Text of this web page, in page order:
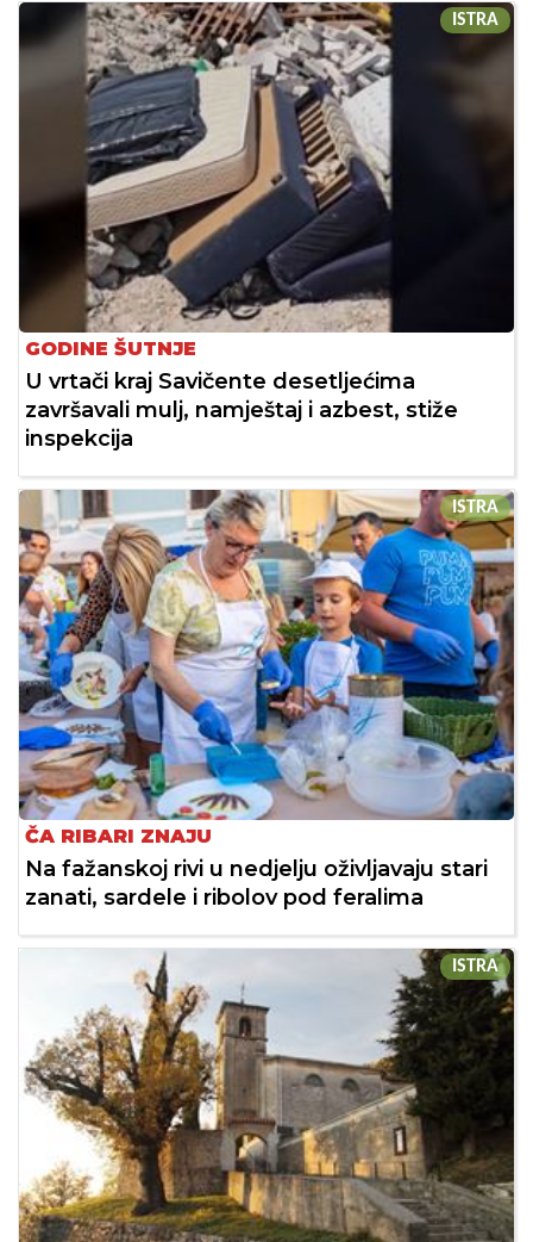
ISTRA
GODINE ŠUTNJE
U vrtači kraj Savičente desetljećima
završavali mulj, namještaj i azbest, stiže
inspekcija
ISTRA
ČA RIBARI ZNAJU
Na fažanskoj rivi u nedjelju oživljavaju stari
zanati, sardele i ribolov pod feralima
ISTRA